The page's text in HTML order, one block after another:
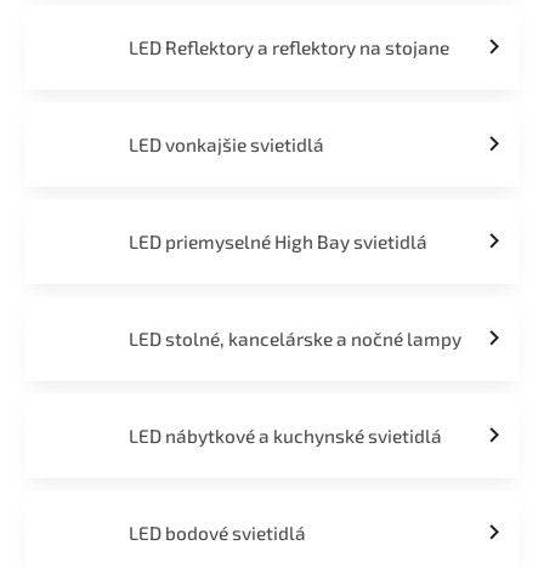
LED Reflektory a reflektory na stojane
LED vonkajšie svietidlá
LED priemyselné High Bay svietidlá
LED stolné, kancelárske a nočné lampy
LED nábytkové a kuchynské svietidlá
LED bodové svietidlá